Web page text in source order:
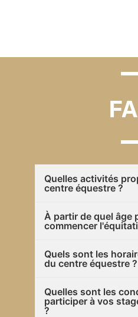
Quelles activités
centre équestre ?
À partir de quel âge
commencer
Quels sont les
du centre équestre ?
Quelles sont les
participer à vos
?